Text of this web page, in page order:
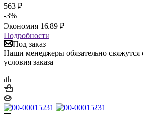
563 ₽
-3%
Экономия 16.89 ₽
Подробности
Под заказ
Наши менеджеры обязательно свяжутся
условия заказа